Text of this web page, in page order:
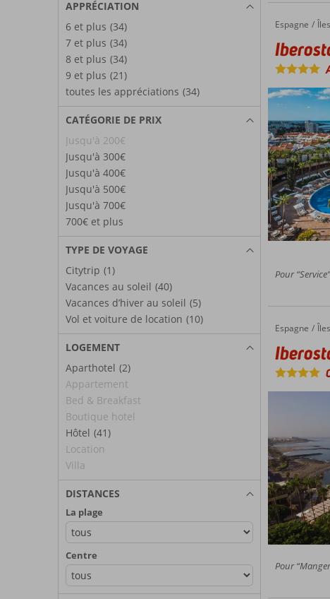
APPRÉCIATION
6 et plus (34)
7 et plus (34)
8 et plus (34)
9 et plus (21)
toutes les appréciations (34)
CATÉGORIE DE PRIX
Jusqu'à 200€
Jusqu'à 300€
Jusqu'à 400€
Jusqu'à 500€
Jusqu'à 700€
700€ et plus
TYPE DE VOYAGE
Citytrip (1)
Vacances au soleil (40)
Vacances d’hiver au soleil (5)
Vol et voiture de location (10)
LOGEMENT
Aparthotel (2)
Appartement
Bed & Breakfast
Boutique hotel
Hôtel (41)
Location
Villa
DISTANCES
La plage
Centre
Accueil
Espagne
Iberostar Waves Las Dalias
Pour
Accueil
Espagne
Iberostar Waves Bouganville Playa
Pour